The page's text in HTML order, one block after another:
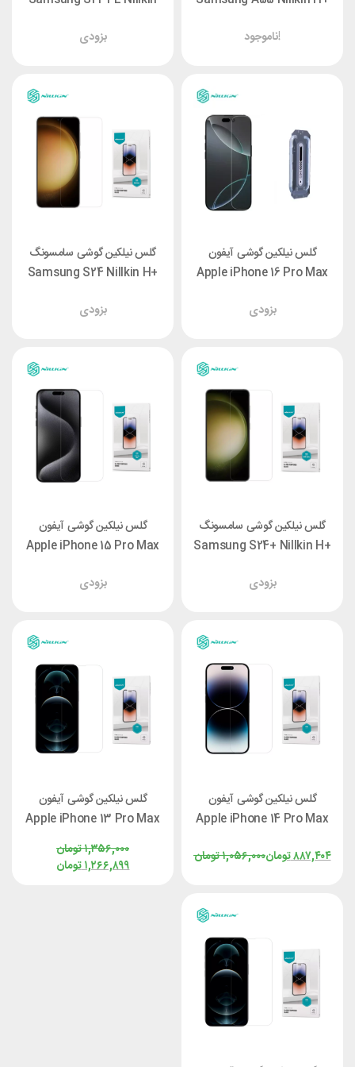
ناموجود!
بزودی
گلس نیلکین گوشی آیفون
Apple iPhone 16 Pro Max
آسان
بزودی
گلس نیلکین گوشی سامسونگ
Samsung S24 Nillkin H+
بزودی
گلس نیلکین گوشی سامسونگ
Samsung S24+ Nillkin H+
بزودی
گلس نیلکین گوشی آیفون
Apple iPhone 15 Pro Max
بزودی
گلس نیلکین گوشی آیفون
Apple iPhone 14 Pro Max
تومان۱,۰۵۶,۰۰۰تومان۸۸۷,۴۰۴
گلس نیلکین گوشی آیفون
Apple iPhone 13 Pro Max
تومان۱,۳۵۶,۰۰۰
تومان۱,۲۶۶,۸۹۹